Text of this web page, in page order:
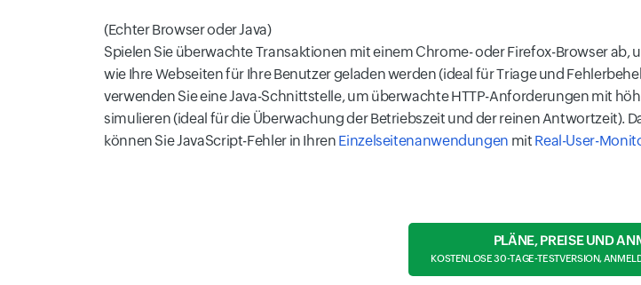
(Echter Browser oder Java)
Spielen Sie überwachte Transaktionen mit einem Chrome- oder Firefox-Browser ab,
wie Ihre Webseiten für Ihre Benutzer geladen werden (ideal für Triage und
verwenden Sie eine Java-Schnittstelle, um überwachte HTTP-Anforderungen mit
simulieren (ideal für die Überwachung der Betriebszeit und der reinen Antwortzeit).
können Sie JavaScript-Fehler in Ihren Einzelseitenanwendungen mit Real-User-
PLÄNE, PREISE UND
KOSTENLOSE 30-TAGE-TESTVERSION,